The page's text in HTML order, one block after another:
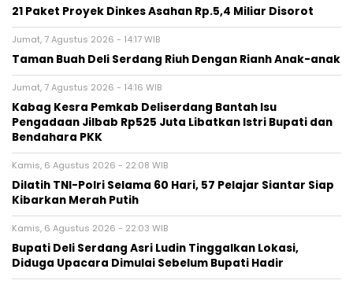
21 Paket Proyek Dinkes Asahan Rp.5,4 Miliar Disorot
Jumat, 7 Agustus 2026 - 14:17 WIB
Taman Buah Deli Serdang Riuh Dengan Rianh Anak-anak
Jumat, 7 Agustus 2026 - 14:16 WIB
Kabag Kesra Pemkab Deliserdang Bantah Isu
Pengadaan Jilbab Rp525 Juta Libatkan Istri Bupati dan
Bendahara PKK
Kamis, 6 Agustus 2026 - 22:08 WIB
Dilatih TNI-Polri Selama 60 Hari, 57 Pelajar Siantar Siap
Kibarkan Merah Putih
Kamis, 6 Agustus 2026 - 22:03 WIB
Bupati Deli Serdang Asri Ludin Tinggalkan Lokasi,
Diduga Upacara Dimulai Sebelum Bupati Hadir